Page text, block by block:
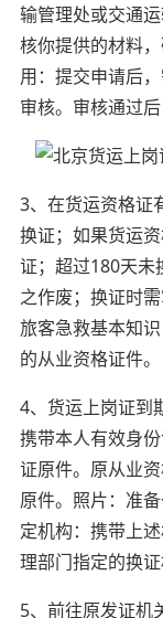
输管理处或交通
核你提供的材料
用：提交申请后
审核。审核通过
3、在货运资格证
换证；如果货运
证；超过180天未
之作废；换证时
旅客急救基本知
的从业资格证件。
4、货运上岗证到
携带本人有效身
证原件。原从业
原件。照片：准
定机构：携带上
理部门指定的换证
5、前往原发证机